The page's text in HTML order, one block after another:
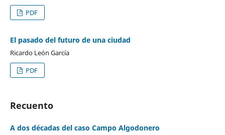
PDF
El pasado del futuro de una ciudad
Ricardo León García
PDF
Recuento
A dos décadas del caso Campo Algodonero